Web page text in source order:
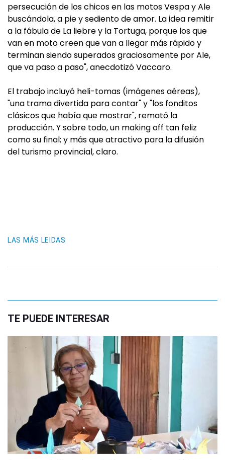
persecución de los chicos en las motos Vespa y Ale
buscándola, a pie y sediento de amor. La idea remitir
a la fábula de La liebre y la Tortuga, porque los que
van en moto creen que van a llegar más rápido y
terminan siendo superados graciosamente por Ale,
que va paso a paso", anecdotizó Vaccaro.
El trabajo incluyó heli-tomas (imágenes aéreas),
"una trama divertida para contar" y "los fonditos
clásicos que había que mostrar", remató la
producción. Y sobre todo, un making off tan feliz
como su final; y más que atractivo para la difusión
del turismo provincial, claro.
LAS MÁS LEIDAS
TE PUEDE INTERESAR